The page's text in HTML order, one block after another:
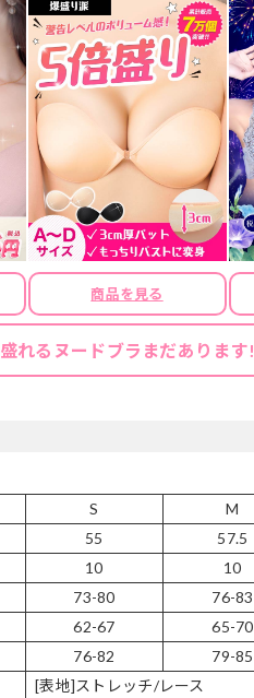
商品を見る
盛れるヌードブラまだあります!
S
M
55 57.5
10 10
73-80 76-83
62-67 65-70
76-82 79-85
[表地]ストレッチ/レース